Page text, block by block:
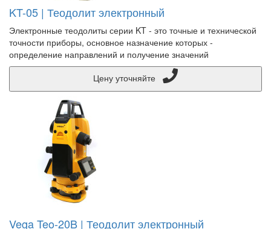
KT-05 | Теодолит электронный
Электронные теодолиты серии KT - это точные и технической
точности приборы, основное назначение которых -
определение направлений и получение значений
Vega Teo-20B | Теодолит электронный